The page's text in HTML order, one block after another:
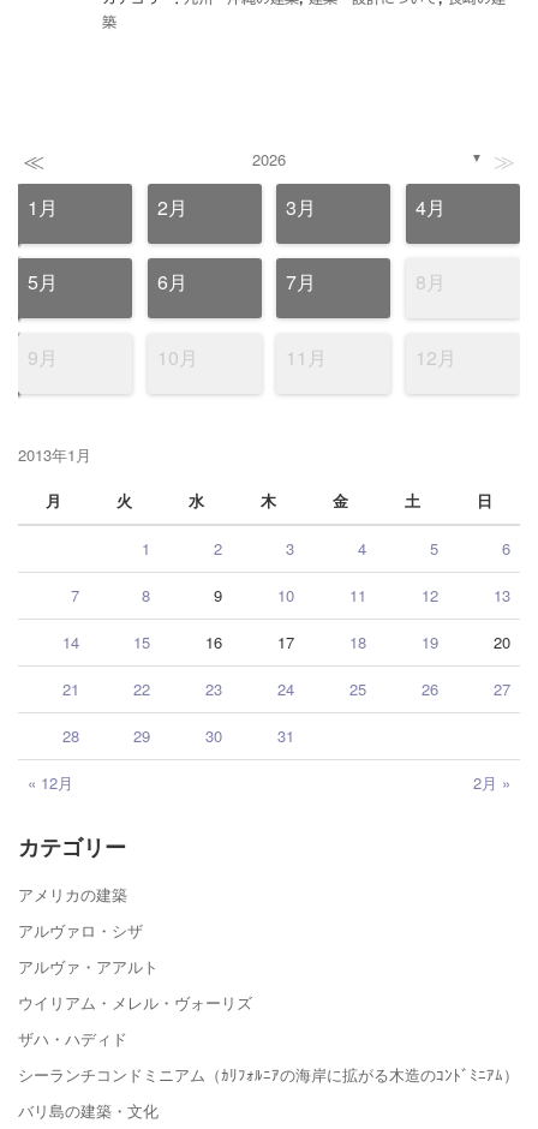
築
≪ 2026 ▼ ≫
1月 2月 3月 4月
5月 6月 7月 8月
9月 10月 11月 12月
2013年1月
月
火 水 木 金 土 日
« 12月 2月 »
1 2 3 4 5 6
7 8 9 10 11 12 13
14 15 16 17 18 19 20
21 22 23 24 25 26 27
28 29 30 31
カテゴリー
アメリカの建築
アルヴァロ・シザ
アルヴァ・アアルト
ウイリアム・メレル・ヴォーリズ
ザハ・ハディド
シーランチコンドミニアム（ｶﾘﾌｫﾙﾆｱの海岸に拡がる木造のｺﾝﾄﾞﾐﾆｱﾑ）
バリ島の建築・文化